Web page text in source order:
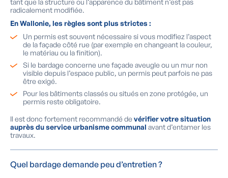
tant que la structure ou l’apparence du bâtiment n’est pas
radicalement modifiée.
En Wallonie, les règles sont plus strictes :
Un permis est souvent nécessaire si vous modifiez l’aspect
de la façade côté rue (par exemple en changeant la couleur,
le matériau ou la finition).
Si le bardage concerne une façade aveugle ou un mur non
visible depuis l’espace public, un permis peut parfois ne pas
être exigé.
Pour les bâtiments classés ou situés en zone protégée, un
permis reste obligatoire.
Il est donc fortement recommandé de vérifier votre situation
auprès du service urbanisme communal avant d’entamer les
travaux.
Quel bardage demande peu d’entretien ?